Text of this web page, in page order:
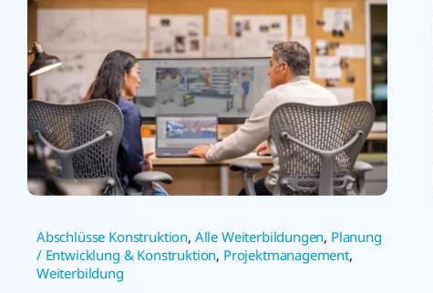
Abschlüsse Konstruktion, Alle Weiterbildungen, Planung
/ Entwicklung & Konstruktion, Projektmanagement,
Weiterbildung